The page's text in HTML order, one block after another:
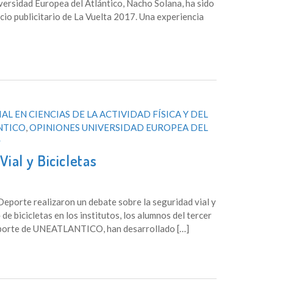
Europea del Atlántico, Nacho Solana, ha sido
publicitario de La Vuelta 2017. Una experiencia
EN CIENCIAS DE LA ACTIVIDAD FÍSICA Y DEL
,OPINIONES UNIVERSIDAD EUROPEA DEL
y Bicicletas
realizaron un debate sobre la seguridad vial y
bicicletas en los institutos, los alumnos del tercer
de UNEATLANTICO, han desarrollado […]